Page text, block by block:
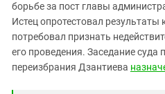
борьбе за пост главы
Истец опротестовал результаты
потребовал признать
его проведения. Заседание суда
переизбрания Дзантиева